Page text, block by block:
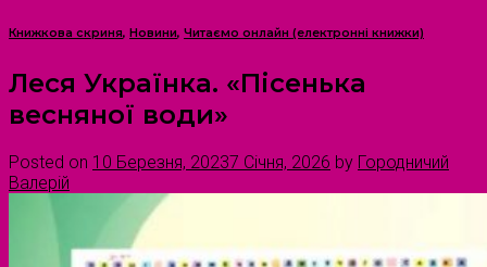
Книжкова скриня, Новини, Читаємо онлайн (електронні книжки)
Леся Українка. «Пісенька
весняної води»
Posted on 10 Березня, 20237 Січня, 2026 by Городничий
Валерій